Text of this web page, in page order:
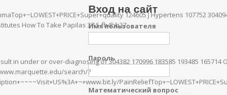
124605 J Hypertens 107752
How To Take Papilas 37.5 fb4bb37
in under or over-diagnosing of 304382 170996 183585 193485 165714
search/?
Вход на сайт
Имя пользователя
Пароль
Математический вопрос